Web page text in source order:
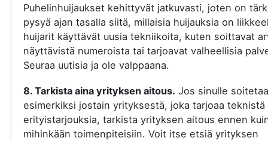
Puhelinhuijaukset kehittyvät jatkuvasti, joten on
pysyä ajan tasalla siitä, millaisia huijauksia on
huijarit käyttävät uusia tekniikoita, kuten soittavat
näyttävistä numeroista tai tarjoavat valheellisia
Seuraa uutisia ja ole valppaana.
8. Tarkista aina yrityksen aitous. Jos sinulle
esimerkiksi jostain yrityksestä, joka tarjoaa teknistä
erityistarjouksia, tarkista yrityksen aitous ennen
mihinkään toimenpiteisiin. Voit itse etsiä yrityksen